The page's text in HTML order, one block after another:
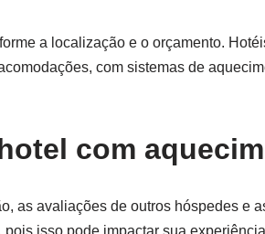
a localização e o orçamento.
com sistemas de
com
as avaliações de outros hóspedes e
isso pode impactar sua